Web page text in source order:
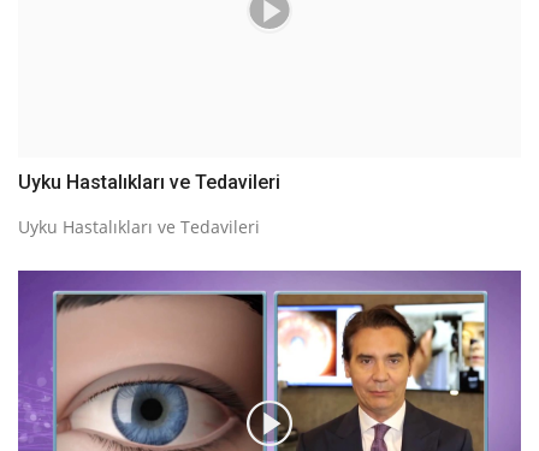
Uyku Hastalıkları ve Tedavileri
Uyku Hastalıkları ve Tedavileri